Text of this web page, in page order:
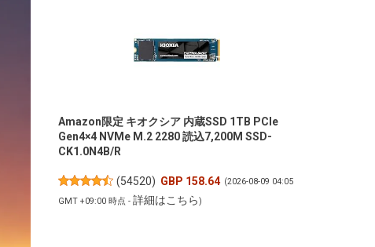
Amazon限定 キオクシア 内蔵SSD 1TB PCIe
Gen4×4 NVMe M.2 2280 読込7,200M SSD-
CK1.0N4B/R
(54520) GBP 158.64 (2026-08-09 04:05
GMT +09:00 時点 -詳細はこちら)